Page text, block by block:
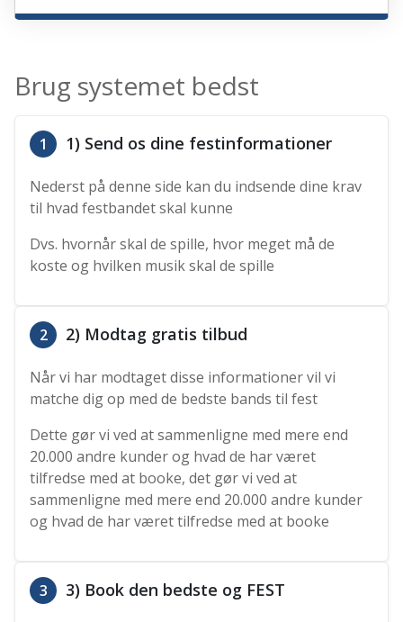
Brug systemet bedst
1 1) Send os dine festinformationer
Nederst på denne side kan du indsende dine krav
til hvad festbandet skal kunne
Dvs. hvornår skal de spille, hvor meget må de
koste og hvilken musik skal de spille
2 2) Modtag gratis tilbud
Når vi har modtaget disse informationer vil vi
matche dig op med de bedste bands til fest
Dette gør vi ved at sammenligne med mere end
20.000 andre kunder og hvad de har været
tilfredse med at booke, det gør vi ved at
sammenligne med mere end 20.000 andre kunder
og hvad de har været tilfredse med at booke
3 3) Book den bedste og FEST